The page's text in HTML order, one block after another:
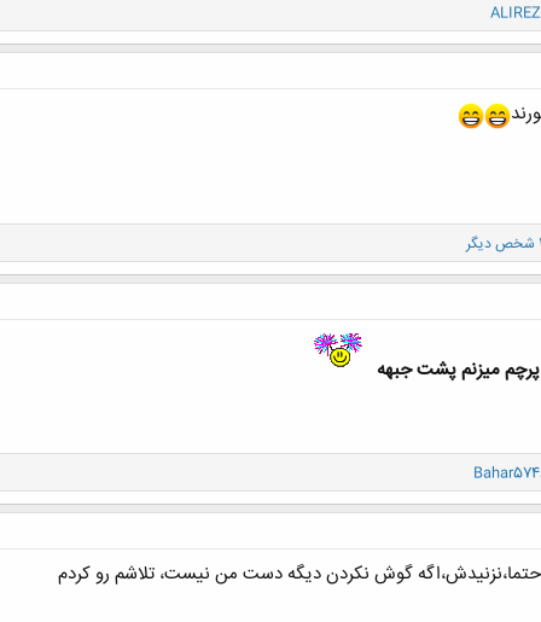
میزنم پشت جبهه
گوش نکردن دیگه دست من نیست، تلاشم رو کردم